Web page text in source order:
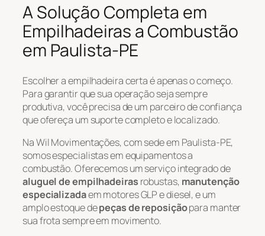
A Solução Completa em
Empilhadeiras a Combustão
em Paulista-PE
Escolher a empilhadeira certa é apenas o começo.
Para garantir que sua operação seja sempre
produtiva, você precisa de um parceiro de confiança
que ofereça um suporte completo e localizado.
Na Wil Movimentações, com sede em Paulista-PE,
somos especialistas em equipamentos a
combustão. Oferecemos um serviço integrado de
aluguel de empilhadeiras robustas, manutenção
especializadaem motores GLP e diesel, e um
amplo estoque depeças de reposiçãopara manter
sua frota sempre em movimento.